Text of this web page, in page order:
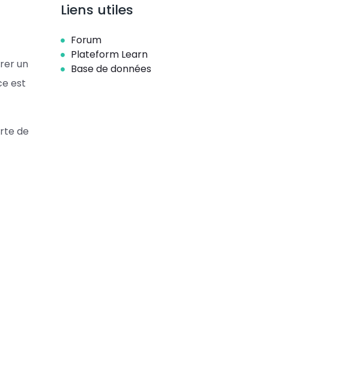
un
est
de
Liens utiles
Forum
Plateform Learn
Base de données